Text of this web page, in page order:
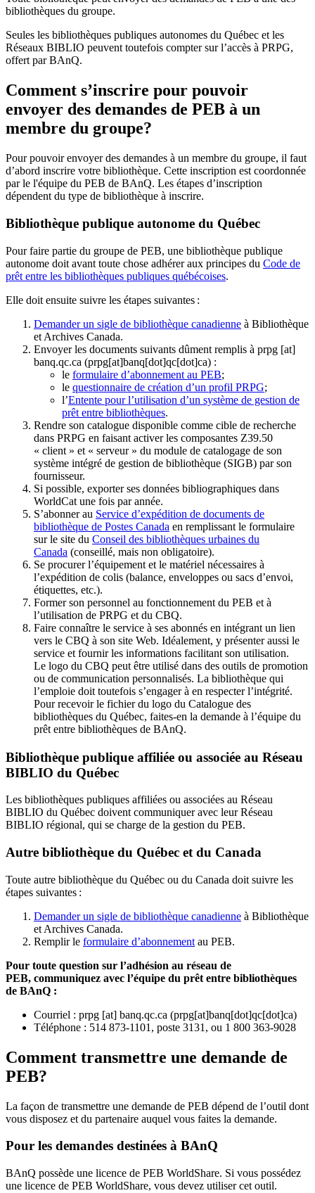
bibliothèques du groupe.
Seules les bibliothèques publiques autonomes du Québec et les
Réseaux BIBLIO peuvent toutefois compter sur l’accès à PRPG,
offert par BAnQ.
Comment s’inscrire pour pouvoir
envoyer des demandes de PEB à un
membre du groupe?
Pour pouvoir envoyer des demandes à un membre du groupe, il faut
d’abord inscrire votre bibliothèque. Cette inscription est coordonnée
par le l'équipe du PEB de BAnQ. Les étapes d’inscription
dépendent du type de bibliothèque à inscrire.
Bibliothèque publique autonome du Québec
Pour faire partie du groupe de PEB, une bibliothèque publique
autonome doit avant toute chose adhérer aux principes du Code de
prêt entre les bibliothèques publiques québécoises.
Elle doit ensuite suivre les étapes suivantes :
Demander un sigle de bibliothèque canadienne à Bibliothèque
et Archives Canada.
Envoyer les documents suivants dûment remplis à prpg [at]
banq.qc.ca (prpg[at]banq[dot]qc[dot]ca) :
le formulaire d’abonnement au PEB;
le questionnaire de création d’un profil PRPG;
l’Entente pour l’utilisation d’un système de gestion de
prêt entre bibliothèques.
Rendre son catalogue disponible comme cible de recherche
dans PRPG en faisant activer les composantes Z39.50
« client » et « serveur » du module de catalogage de son
système intégré de gestion de bibliothèque (SIGB) par son
fournisseur.
Si possible, exporter ses données bibliographiques dans
WorldCat une fois par année.
S’abonner au Service d’expédition de documents de
bibliothèque de Postes Canada en remplissant le formulaire
sur le site du Conseil des bibliothèques urbaines du
Canada (conseillé, mais non obligatoire).
Se procurer l’équipement et le matériel nécessaires à
l’expédition de colis (balance, enveloppes ou sacs d’envoi,
étiquettes, etc.).
Former son personnel au fonctionnement du PEB et à
l’utilisation de PRPG et du CBQ.
Faire connaître le service à ses abonnés en intégrant un lien
vers le CBQ à son site Web. Idéalement, y présenter aussi le
service et fournir les informations facilitant son utilisation.
Le logo du CBQ peut être utilisé dans des outils de promotion
ou de communication personnalisés. La bibliothèque qui
l’emploie doit toutefois s’engager à en respecter l’intégrité.
Pour recevoir le fichier du logo du Catalogue des
bibliothèques du Québec, faites-en la demande à l’équipe du
prêt entre bibliothèques de BAnQ.
Bibliothèque publique affiliée ou associée au Réseau
BIBLIO du Québec
Les bibliothèques publiques affiliées ou associées au Réseau
BIBLIO du Québec doivent communiquer avec leur Réseau
BIBLIO régional, qui se charge de la gestion du PEB.
Autre bibliothèque du Québec et du Canada
Toute autre bibliothèque du Québec ou du Canada doit suivre les
étapes suivantes :
Demander un sigle de bibliothèque canadienne à Bibliothèque
et Archives Canada.
Remplir le formulaire d’abonnement au PEB.
Pour toute question sur l’adhésion au réseau de
PEB, communiquez avec l’équipe du prêt entre bibliothèques
de BAnQ :
Courriel : prpg [at] banq.qc.ca (prpg[at]banq[dot]qc[dot]ca)
Téléphone : 514 873-1101, poste 3131, ou 1 800 363-9028
Comment transmettre une demande de
PEB?
La façon de transmettre une demande de PEB dépend de l’outil dont
vous disposez et du partenaire auquel vous faites la demande.
Pour les demandes destinées à BAnQ
BAnQ possède une licence de PEB WorldShare. Si vous possédez
une licence de PEB WorldShare, vous devez utiliser cet outil.